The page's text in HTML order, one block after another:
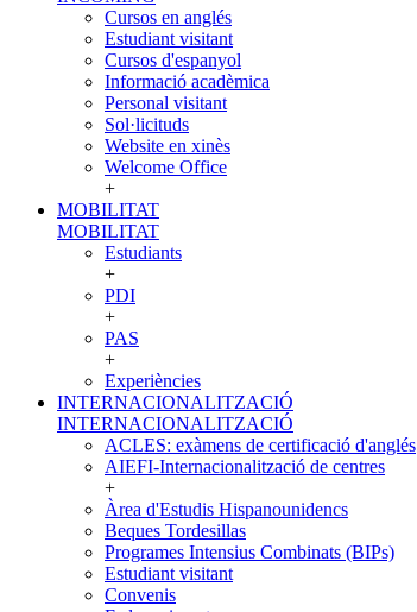
Cursos en anglés
Estudiant visitant
Cursos d'espanyol
Informació acadèmica
Personal visitant
Sol·licituds
Website en xinès
Welcome Office
+
MOBILITAT
MOBILITAT
Estudiants
+
PDI
+
PAS
+
Experiències
INTERNACIONALITZACIÓ
INTERNACIONALITZACIÓ
ACLES: exàmens de certificació d'anglés
AIEFI-Internacionalització de centres
+
Àrea d'Estudis Hispanounidencs
Beques Tordesillas
Programes Intensius Combinats (BIPs)
Estudiant visitant
Convenis